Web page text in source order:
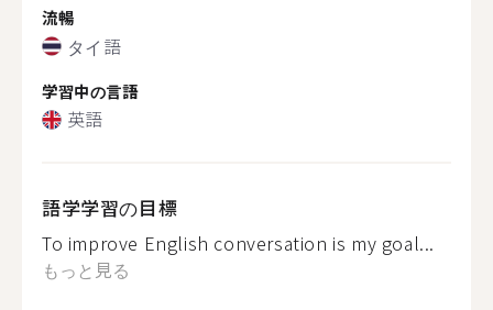
流暢
タイ語
学習中の言語
英語
語学学習の目標
To improve English conversation is my goal...
もっと見る